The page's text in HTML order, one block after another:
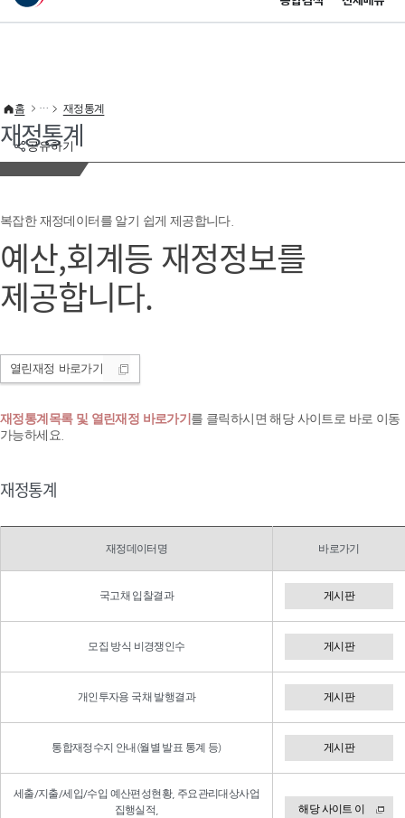
이 누리집은 대한민국 공식 전자정부 누리집입니다.
공유하기
홈 재정통계
재정통계
복잡한 재정데이터를 알기 쉽게 제공합니다.
예산,회계등 재정정보를
제공합니다.
열린재정 바로가기
재정통계목록 및 열린재정 바로가기 를 클릭하시면 해당 사이트로 바로 이동
가능하세요.
재정통계
재정데이터명 바로가기
국고채 입찰결과 게시판
모집 방식 비경쟁인수 게시판
개인투자용 국채 발행결과 게시판
통합재정수지 안내(월별 발표 통계 등) 게시판
세출/지출/세입/수입 예산편성현황, 주요관리대상사업
집행실적,
해당 사이트 이